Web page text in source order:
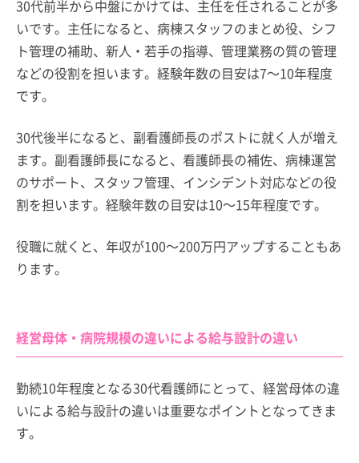
30代前半から中盤にかけては、主任を任されることが多
いです。主任になると、病棟スタッフのまとめ役、シフ
ト管理の補助、新人・若手の指導、管理業務の質の管理
などの役割を担います。経験年数の目安は7～10年程度
です。
30代後半になると、副看護師長のポストに就く人が増え
ます。副看護師長になると、看護師長の補佐、病棟運営
のサポート、スタッフ管理、インシデント対応などの役
割を担います。経験年数の目安は10～15年程度です。
役職に就くと、年収が100～200万円アップすることもあ
ります。
経営母体・病院規模の違いによる給与設計の違い
勤続10年程度となる30代看護師にとって、経営母体の違
いによる給与設計の違いは重要なポイントとなってきま
す。